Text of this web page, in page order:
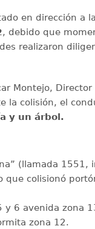
en dirección a la
, debido que
realizaron
Montejo, Director
la colisión, el
y un árbol.
(llamada 1551,
que colisionó
y 6 avenida zona
zona 12.